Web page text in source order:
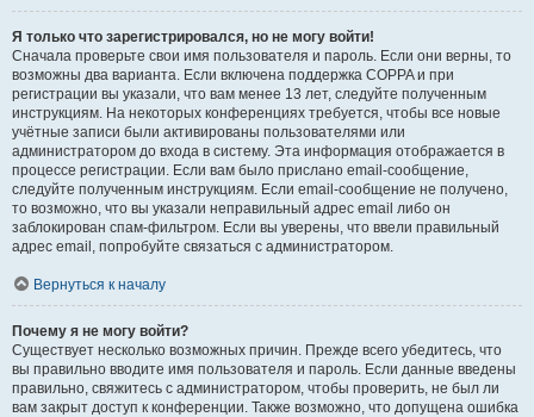
Я только что зарегистрировался, но не могу войти!
Сначала проверьте свои имя пользователя и пароль. Если они верны, то
возможны два варианта. Если включена поддержка COPPA и при
регистрации вы указали, что вам менее 13 лет, следуйте полученным
инструкциям. На некоторых конференциях требуется, чтобы все новые
учётные записи были активированы пользователями или
администратором до входа в систему. Эта информация отображается в
процессе регистрации. Если вам было прислано email-сообщение,
следуйте полученным инструкциям. Если email-сообщение не получено,
то возможно, что вы указали неправильный адрес email либо он
заблокирован спам-фильтром. Если вы уверены, что ввели правильный
адрес email, попробуйте связаться с администратором.
Вернуться к началу
Почему я не могу войти?
Существует несколько возможных причин. Прежде всего убедитесь, что
вы правильно вводите имя пользователя и пароль. Если данные введены
правильно, свяжитесь с администратором, чтобы проверить, не был ли
вам закрыт доступ к конференции. Также возможно, что допущена ошибка